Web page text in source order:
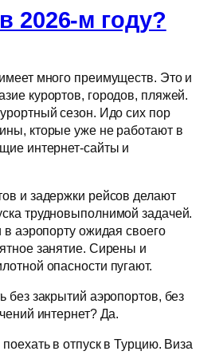
2026-м году?
много преимуществ. Это и
курортов, городов, пляжей.
сезон. Идо сих пор
кторые уже не работают в
интернет-сайты и
и задержки рейсов делают
трудновыполнимой задачей.
аэропорту ожидая своего
занятие. Сирены и
опасности пугают.
без закрытий аэропортов, без
интернет? Да.
в отпуск в Турцию. Виза